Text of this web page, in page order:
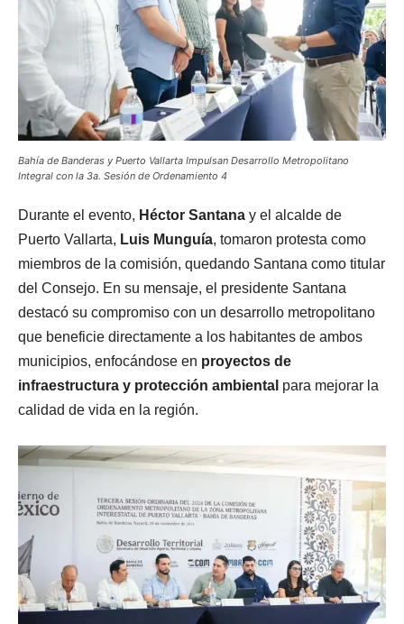
Bahía de Banderas y Puerto Vallarta Impulsan Desarrollo Metropolitano
Integral con la 3a. Sesión de Ordenamiento 4
Durante el evento, Héctor Santana y el alcalde de
Puerto Vallarta, Luis Munguía, tomaron protesta como
miembros de la comisión, quedando Santana como titular
del Consejo. En su mensaje, el presidente Santana
destacó su compromiso con un desarrollo metropolitano
que beneficie directamente a los habitantes de ambos
municipios, enfocándose en proyectos de
infraestructura y protección ambiental para mejorar la
calidad de vida en la región.